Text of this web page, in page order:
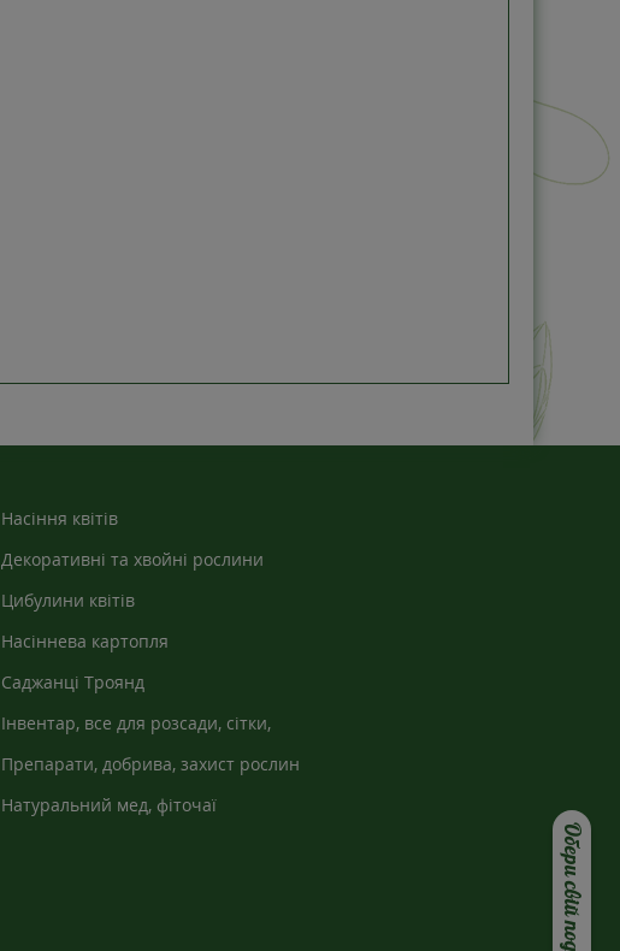
Насіння квітів
Декоративні та хвойні рослини
Цибулини квітів
Насіннева картопля
Саджанці Троянд
Інвентар, все для розсади, сітки,
Препарати, добрива, захист рослин
Натуральний мед, фіточаї